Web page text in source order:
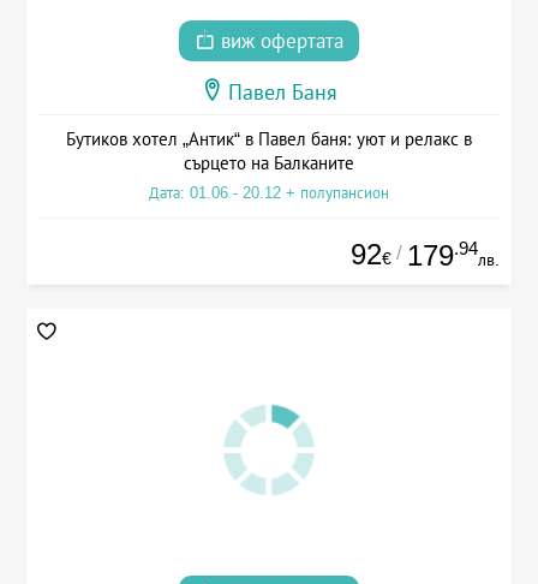
виж офертата
Павел Баня
Бутиков хотел „Антик“ в Павел баня: уют и релакс в
сърцето на Балканите
Дата: 01.06 - 20.12 + полупансион
92€ / 179.94
лв.